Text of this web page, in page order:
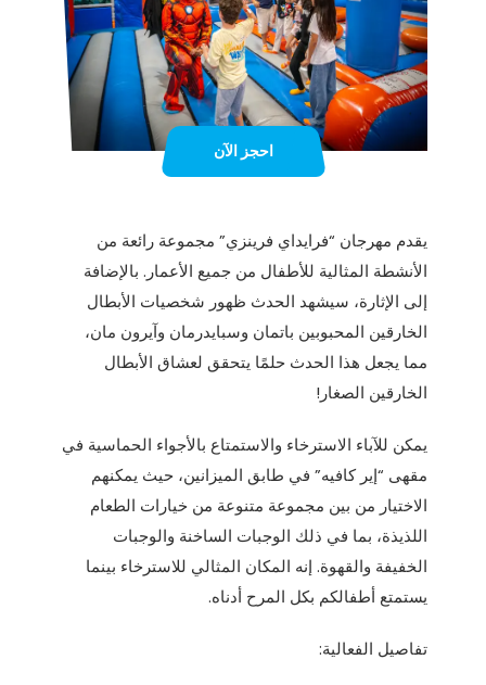
احجز الآن
يقدم مهرجان “فرايداي فرينزي” مجموعة رائعة من
الأنشطة المثالية للأطفال من جميع الأعمار. بالإضافة
إلى الإثارة، سيشهد الحدث ظهور شخصيات الأبطال
الخارقين المحبوبين باتمان وسبايدرمان وآيرون مان،
مما يجعل هذا الحدث حلمًا يتحقق لعشاق الأبطال
الخارقين الصغار!
يمكن للآباء الاسترخاء والاستمتاع بالأجواء الحماسية في
مقهى “إير كافيه” في طابق الميزانين، حيث يمكنهم
الاختيار من بين مجموعة متنوعة من خيارات الطعام
اللذيذة، بما في ذلك الوجبات الساخنة والوجبات
الخفيفة والقهوة. إنه المكان المثالي للاسترخاء بينما
يستمتع أطفالكم بكل المرح أدناه.
تفاصيل الفعالية: